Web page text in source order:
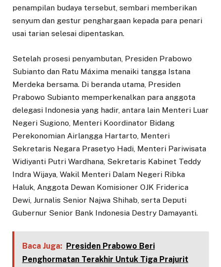
penampilan budaya tersebut, sembari memberikan
senyum dan gestur penghargaan kepada para penari
usai tarian selesai dipentaskan.
Setelah prosesi penyambutan, Presiden Prabowo
Subianto dan Ratu Máxima menaiki tangga Istana
Merdeka bersama. Di beranda utama, Presiden
Prabowo Subianto memperkenalkan para anggota
delegasi Indonesia yang hadir, antara lain Menteri Luar
Negeri Sugiono, Menteri Koordinator Bidang
Perekonomian Airlangga Hartarto, Menteri
Sekretaris Negara Prasetyo Hadi, Menteri Pariwisata
Widiyanti Putri Wardhana, Sekretaris Kabinet Teddy
Indra Wijaya, Wakil Menteri Dalam Negeri Ribka
Haluk, Anggota Dewan Komisioner OJK Friderica
Dewi, Jurnalis Senior Najwa Shihab, serta Deputi
Gubernur Senior Bank Indonesia Destry Damayanti.
Baca Juga: Presiden Prabowo Beri
Penghormatan Terakhir Untuk Tiga Prajurit